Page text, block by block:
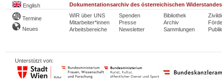
English Dokumentationsarchiv des österreichischen Widerstandes
Termine
Neues
WIR über UNS
Mitarbeiter*innen
Arbeitsbereiche
Spenden
Presse
Newsletter
Bibliothek
Archiv
Sammlungen
Unterstützt von: